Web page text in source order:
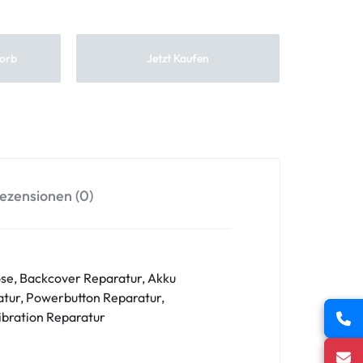
Jetzt Kaufen
(0)
Backcover Reparatur, Akku
Powerbutton Reparatur,
Reparatur